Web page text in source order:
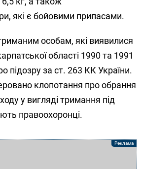
які є бойовими припасами.
особам, які виявилися
області 1990 та 1991
підозру за ст. 263 КК України.
клопотання про обрання
у вигляді тримання під
правоохоронці.